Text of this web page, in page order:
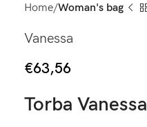
Home Woman's bag
Vanessa
€63,56
Torba Vanessa